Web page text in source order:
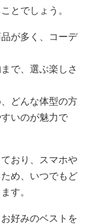
とでしょう。
が多く、コーデ
で、選ぶ楽しさ
どんな体型の方
いのが魅力で
おり、スマホや
め、いつでもど
す。
好みのベストを